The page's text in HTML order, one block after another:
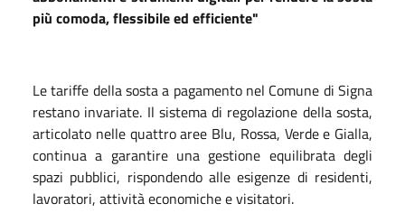
più comoda, flessibile ed efficiente"
Le tariffe della sosta a pagamento nel Comune di Signa
restano invariate. Il sistema di regolazione della sosta,
articolato nelle quattro aree Blu, Rossa, Verde e Gialla,
continua a garantire una gestione equilibrata degli
spazi pubblici, rispondendo alle esigenze di residenti,
lavoratori, attività economiche e visitatori.